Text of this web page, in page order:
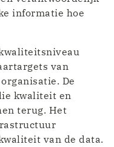
informatie hoe
van
De
kwaliteit en
terug. Het
van de data.